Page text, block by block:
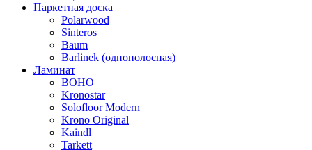
Паркетная доска
Polarwood
Sinteros
Baum
Barlinek (однополосная)
Ламинат
BOHO
Kronostar
Solofloor Modern
Krono Original
Kaindl
Tarkett